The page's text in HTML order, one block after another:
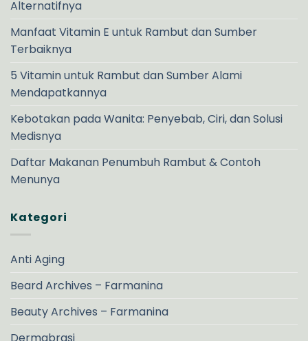
Alternatifnya
Manfaat Vitamin E untuk Rambut dan Sumber
Terbaiknya
5 Vitamin untuk Rambut dan Sumber Alami
Mendapatkannya
Kebotakan pada Wanita: Penyebab, Ciri, dan Solusi
Medisnya
Daftar Makanan Penumbuh Rambut & Contoh
Menunya
Kategori
Anti Aging
Beard Archives – Farmanina
Beauty Archives – Farmanina